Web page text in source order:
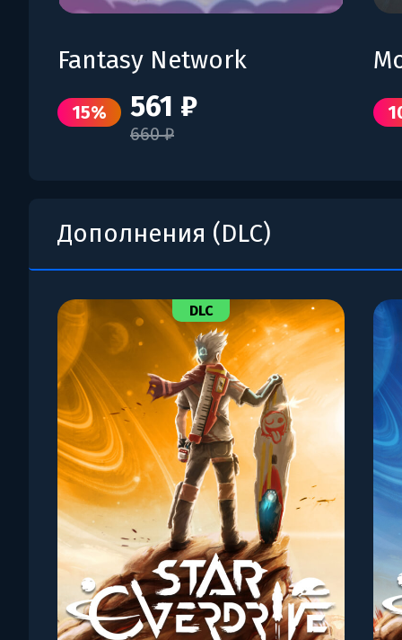
Fantasy Network
15% 561 ₽
660 ₽
Дополнения (DLC)
DLC